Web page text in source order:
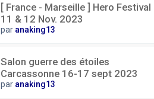
[ France - Marseille ] Hero Festival
11 & 12 Nov. 2023
par anaking13
Salon guerre des étoiles
Carcassonne 16-17 sept 2023
par anaking13